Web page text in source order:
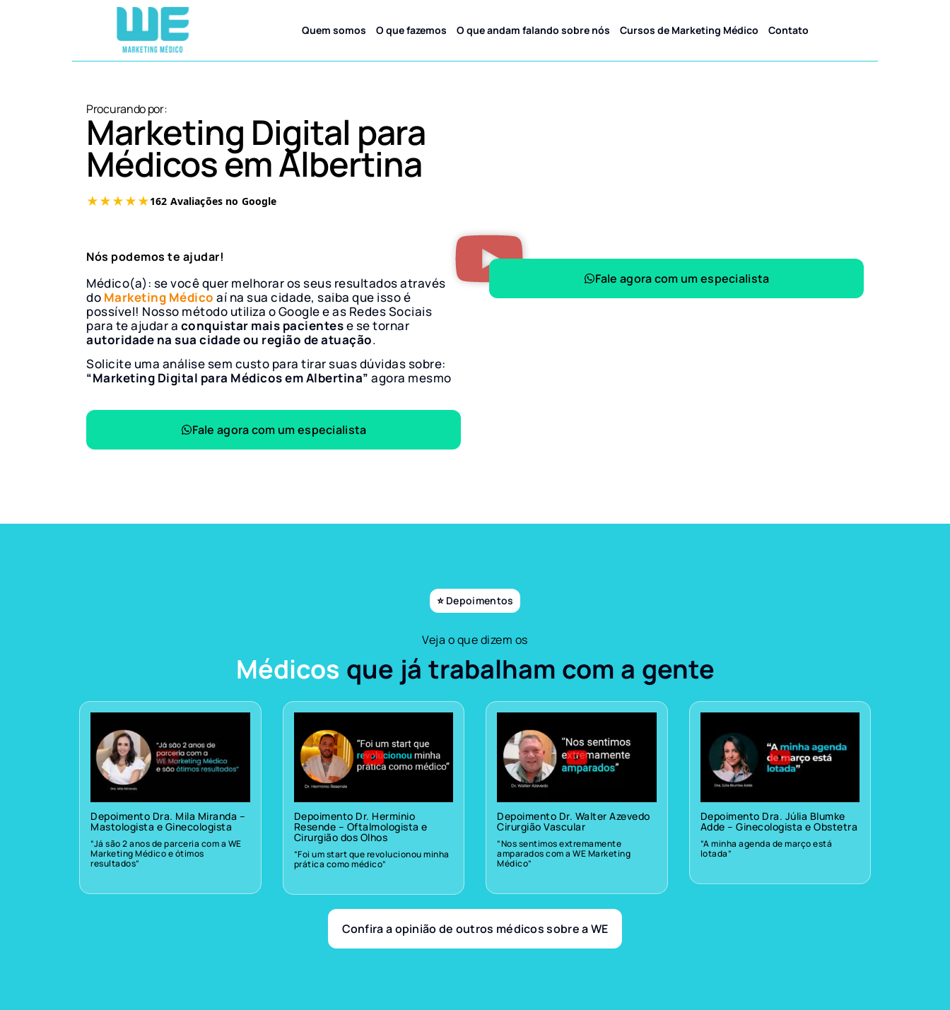
Quem somos O que fazemos O que andam falando sobre nós Cursos de Marketing Médico Contato
Procurando por:
Marketing Digital para
Médicos em Albertina
Nós podemos te ajudar!
Médico(a): se você quer melhorar os seus resultados através
do Marketing Médico aí na sua cidade, saiba que isso é
possível! Nosso método utiliza o Google e as Redes Sociais
para te ajudar a conquistar mais pacientese se tornar
autoridade na sua cidade ou região de atuação.
Solicite uma análise sem custo para tirar suas dúvidas sobre:
“Marketing Digital para Médicos em Albertina” agora mesmo
Fale agora com um especialista
Fale agora com um especialista
⭐ Depoimentos
Veja o que dizem os
Médicos que já trabalham com a gente
Depoimento Dra. Mila Miranda –
Mastologista e Ginecologista
“Já são 2 anos de parceria com a WE
Marketing Médico e ótimos
resultados”
Depoimento Dr. Herminio
Resende – Oftalmologista e
Cirurgião dos Olhos
“Foi um start que revolucionou minha
prática como médico”
Depoimento Dr. Walter Azevedo
Cirurgião Vascular
“Nos sentimos extremamente
amparados com a WE Marketing
Médico”
Depoimento Dra. Júlia Blumke
Adde – Ginecologista e Obstetra
“A minha agenda de março está
lotada”
Confira a opinião de outros médicos sobre a WE